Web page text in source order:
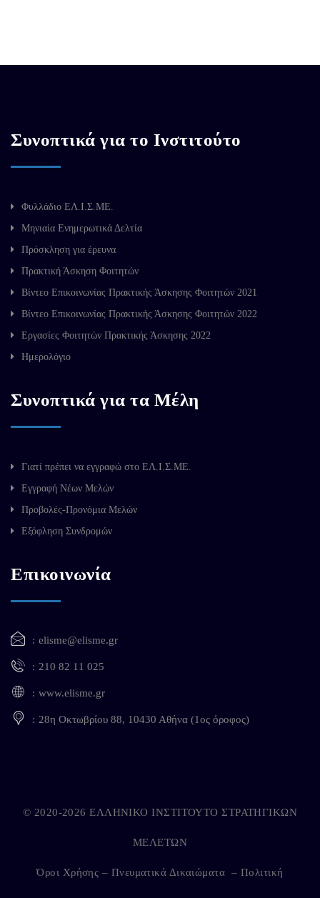
Συνοπτικά για το Ινστιτούτο
Φυλλάδιο ΕΛ.Ι.Σ.ΜΕ.
Μηνιαία Ενημερωτικά Δελτία
Πρόσκληση για έρευνα
Πρακτική Άσκηση Φοιτητών
Βίντεο Επικοινωνίας Πρακτικής Άσκησης Φοιτητών 2021
Βίντεο Επικοινωνίας Πρακτικής Άσκησης Φοιτητών 2022
Εργασίες Φοιτητών Πρακτικής Άσκησης 2022
Ημερολόγιο
Συνοπτικά για τα Μέλη
Γιατί πρέπει να εγγραφώ στο ΕΛ.Ι.Σ.ΜΕ.
Εγγραφή Νέων Μελών
Προβολές-Προνόμια Μελών
Εξόφληση Συνδρομών
Επικοινωνία
elisme@elisme.gr
210 82 11 025
www.elisme.gr
28η Οκτωβρίου 88, 10430 Αθήνα (1ος όροφος)
© 2020-2026 ΕΛΛΗΝΙΚΟ ΙΝΣΤΙΤΟΥΤΟ ΣΤΡΑΤΗΓΙΚΩΝ
ΜΕΛΕΤΩΝ
Όροι Χρήσης – Πνευματικά Δικαιώματα – Πολιτική